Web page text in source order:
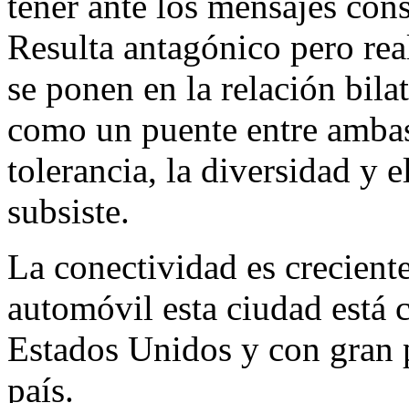
Resulta antagónico pero
se ponen en la relación
como un puente entre
tolerancia, la diversidad y
subsiste.
La conectividad es
automóvil esta ciudad está
Estados Unidos y con gran
país.